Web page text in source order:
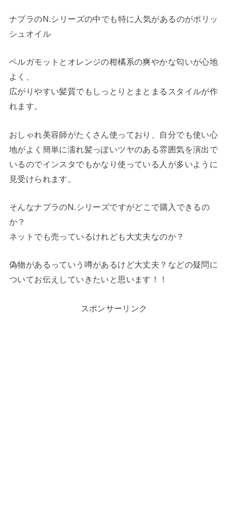
ナプラのN.シリーズの中でも特に人気があるのがポリッ
シュオイル
ベルガモットとオレンジの柑橘系の爽やかな匂いが心地
よく、
広がりやすい髪質でもしっとりとまとまるスタイルが作
れます。
おしゃれ美容師がたくさん使っており、自分でも使い心
地がよく簡単に濡れ髪っぽいツヤのある雰囲気を演出で
いるのでインスタでもかなり使っている人が多いように
見受けられます。
そんなナプラのN.シリーズですがどこで購入できるの
か？
ネットでも売っているけれども大丈夫なのか？
偽物があるっていう噂があるけど大丈夫？などの疑問に
ついてお伝えしていきたいと思います！！
スポンサーリンク